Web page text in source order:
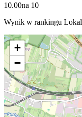
10.00na 10
Wynik w rankingu
+
−